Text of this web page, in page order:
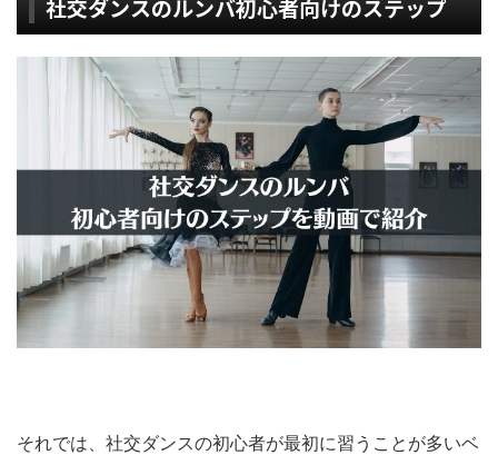
社交ダンスのルンバ初心者向けのステップ
それでは、社交ダンスの初心者が最初に習うことが多いベ